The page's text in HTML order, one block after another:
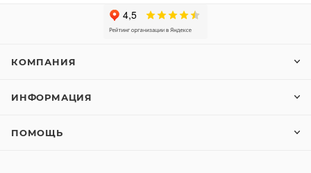
КОМПАНИЯ
ИНФОРМАЦИЯ
ПОМОЩЬ